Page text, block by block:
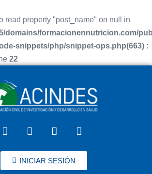
read property "post_name" on null in
domains/formacionennutricion.com/
snippets/php/snippet-ops.php(663) :
22
INICIAR SESIÓN